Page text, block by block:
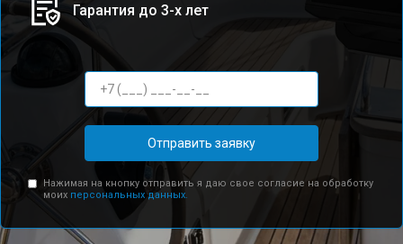
Гарантия до 3-х лет
Отправить заявку
Нажимая на кнопку отправить я даю свое согласие на обработку
моих персональных данных.